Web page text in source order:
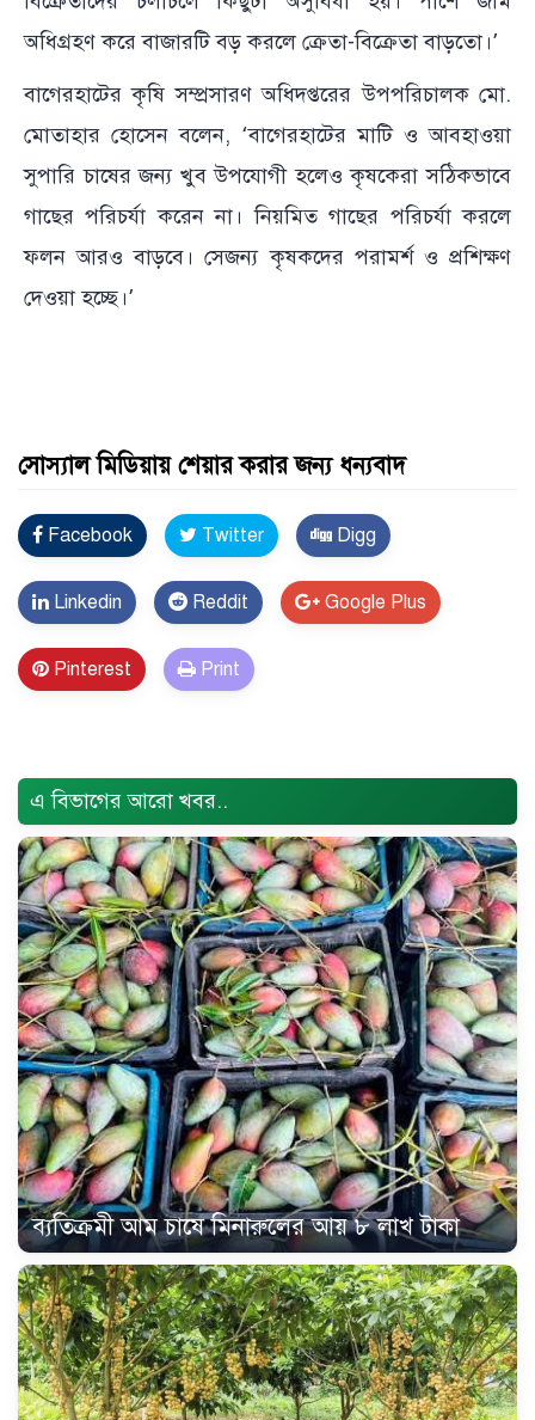
অধিগ্রহণ করে বাজারটি বড় করলে ক্রেতা-বিক্রেতা বাড়তো।’
বাগেরহাটের কৃষি সম্প্রসারণ অধিদপ্তরের উপপরিচালক মো.
মোতাহার হোসেন বলেন, ‘বাগেরহাটের মাটি ও আবহাওয়া
সুপারি চাষের জন্য খুব উপযোগী হলেও কৃষকেরা সঠিকভাবে
গাছের পরিচর্যা করেন না। নিয়মিত গাছের পরিচর্যা করলে
ফলন আরও বাড়বে। সেজন্য কৃষকদের পরামর্শ ও প্রশিক্ষণ
দেওয়া হচ্ছে।’
সোস্যাল মিডিয়ায় শেয়ার করার জন্য ধন্যবাদ
Facebook Twitter Digg
Linkedin Reddit Google Plus
Pinterest Print
এ বিভাগের আরো খবর..
ব্যতিক্রমী আম চাষে মিনারুলের আয় ৮ লাখ টাকা